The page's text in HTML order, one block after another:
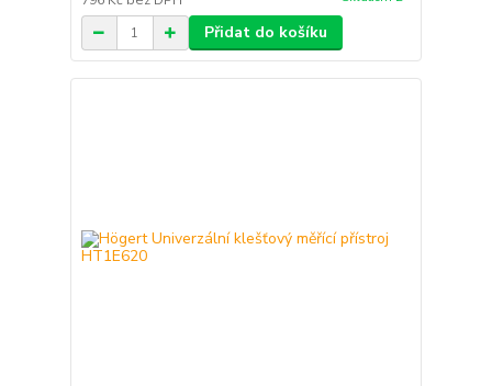
Přidat do košíku